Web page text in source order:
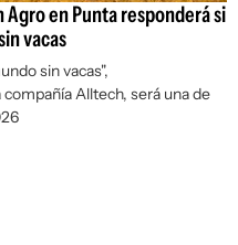
en Punta responderá si
vacas
sin vacas",
Alltech, será una de